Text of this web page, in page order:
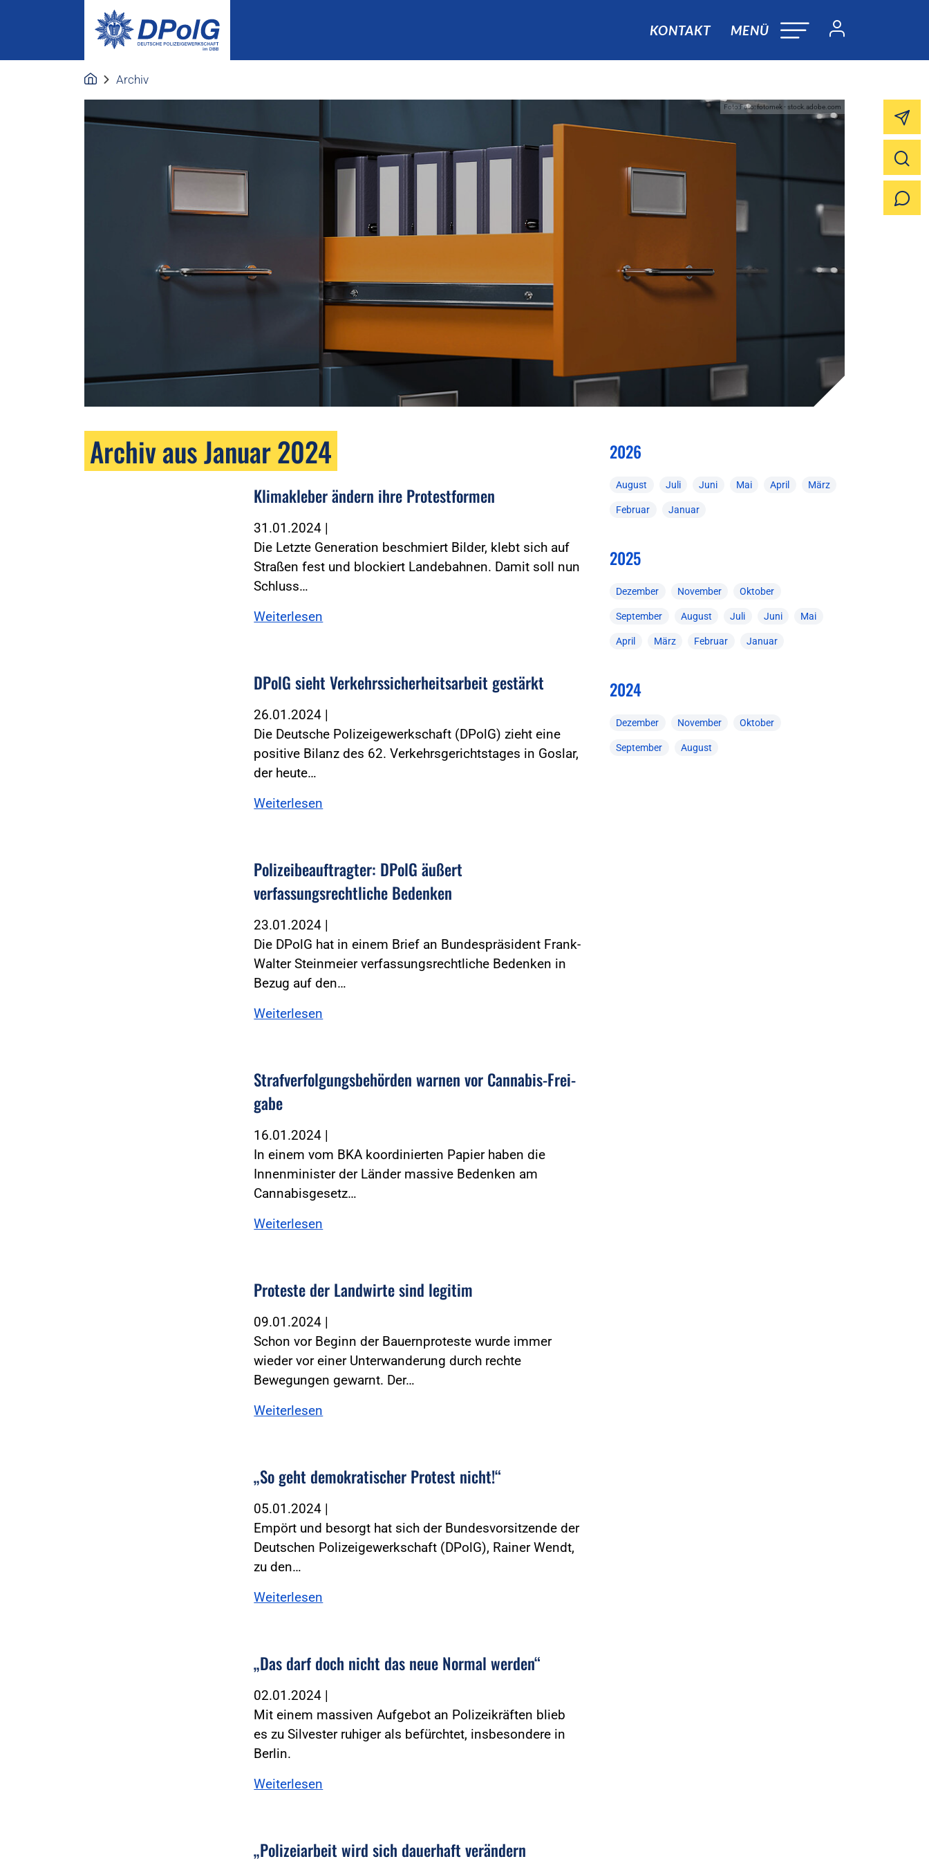
KONTAKT MENÜ
Archiv
Foto:Foto: fotomek - stock.adobe.com
Archiv aus Januar 2024
Klimakleber ändern ihre Protestformen
31.01.2024 |
Die Letzte Generation beschmiert Bilder, klebt sich auf
Straßen fest und blockiert Landebahnen. Damit soll nun
Schluss…
Weiterlesen
DPolG sieht Verkehrssicherheitsarbeit gestärkt
26.01.2024 |
Die Deutsche Polizeigewerkschaft (DPolG) zieht eine
positive Bilanz des 62. Verkehrsgerichtstages in Goslar,
der heute…
Weiterlesen
Polizeibeauftragter: DPolG äußert
verfassungsrechtliche Bedenken
23.01.2024 |
Die DPolG hat in einem Brief an Bundespräsident Frank-
Walter Steinmeier verfassungsrechtliche Bedenken in
Bezug auf den…
Weiterlesen
Straf­ver­fol­gungs­be­hörden warnen vor Cannabis-Frei­
gabe
16.01.2024 |
In einem vom BKA koordinierten Papier haben die
Innenminister der Länder massive Bedenken am
Cannabisgesetz…
Weiterlesen
Proteste der Landwirte sind legitim
09.01.2024 |
Schon vor Beginn der Bauernproteste wurde immer
wieder vor einer Unterwanderung durch rechte
Bewegungen gewarnt. Der…
Weiterlesen
„So geht demokratischer Protest nicht!“
05.01.2024 |
Empört und besorgt hat sich der Bundesvorsitzende der
Deutschen Polizeigewerkschaft (DPolG), Rainer Wendt,
zu den…
Weiterlesen
„Das darf doch nicht das neue Normal werden“
02.01.2024 |
Mit einem massiven Aufgebot an Polizeikräften blieb
es zu Silvester ruhiger als befürchtet, insbesondere in
Berlin.
Weiterlesen
„Polizeiarbeit wird sich dauerhaft verändern
2026
August Juli Juni Mai April März
Februar Januar
2025
Dezember November Oktober
September August Juli Juni Mai
April März Februar Januar
2024
Dezember November Oktober
September August